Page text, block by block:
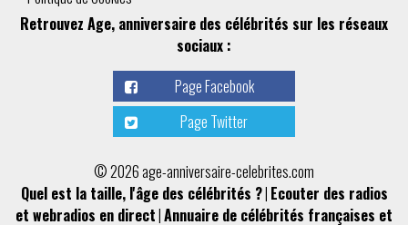
Retrouvez Age, anniversaire des célébrités sur les réseaux
sociaux :
Page Facebook
Page Twitter
© 2026 age-anniversaire-celebrites.com
Quel est la taille, l'âge des célébrités ?| Ecouter des radios
et webradios en direct|Annuaire de célébrités françaises et